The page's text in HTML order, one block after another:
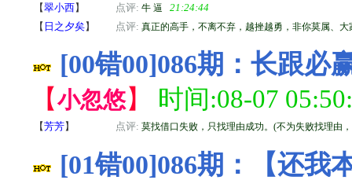
【翠小西】 点评: 牛 逼
21:24:44
【 日之夕矣】 点评: 真正的高手，不离不弃，越挫越勇，非你莫属、大
[00错00]086期：长跟
【小忽悠】 时间:08-07
【芳芳】 点评: 莫找借口失败，只找理由成功。(不为失败找理由
[01错00]086期：【还我